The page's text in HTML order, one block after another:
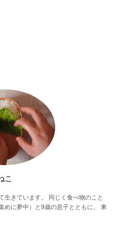
こ
生きています。 同じく食べ物のこと
めに夢中）と9歳の息子とともに、 東